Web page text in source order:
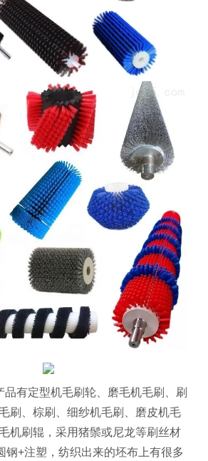
有定型机毛刷轮、磨毛机毛刷、刷
刷、棕刷、细纱机毛刷、磨皮机毛
机刷辊，采用猪鬃或尼龙等刷丝材
钢+注塑，纺织出来的坯布上有很多